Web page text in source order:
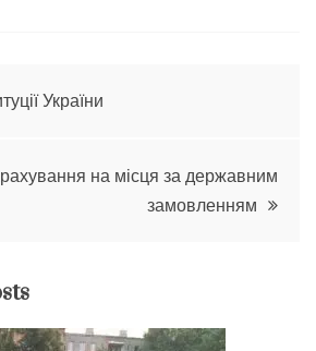
України
на місця за державним
замовленням